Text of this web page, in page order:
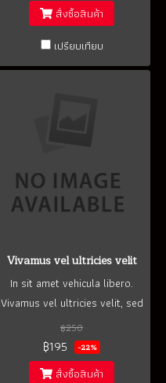
สั่งซื้อสินค้า
เปรียบเทียบ
Vivamus vel ultricies velit
In sit amet vehicula libero.
Vivamus vel ultricies velit, sed
fringilla elit.
฿250
฿195 -22%
สั่งซื้อสินค้า